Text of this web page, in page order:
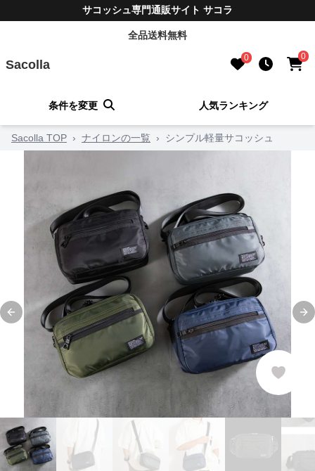
サコッシュ専門通販サイト サコラ
全品送料無料
Sacolla 0 0
条件を変更 人気ランキング
Sacolla TOP › ナイロンの一覧 › シンプル軽量サコッシュ
Previous slide